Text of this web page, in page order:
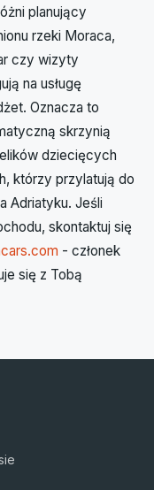
planujący
rzeki Moraca,
czy wizyty
na usługę
Oznacza to
skrzynią
dziecięcych
którzy przylatują do
Adriatyku. Jeśli
skontaktuj się
- członek
się z Tobą